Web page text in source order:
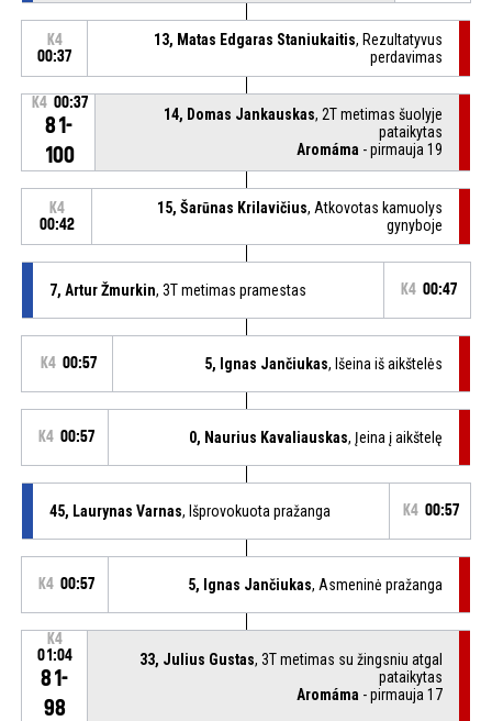
K4
00:37
13, Matas Edgaras Staniukaitis, Rezultatyvus
perdavimas
K4 00:37
81-
100
14, Domas Jankauskas, 2T metimas šuolyje
pataikytas
Aromáma - pirmauja 19
K4
00:42
15, Šarūnas Krilavičius, Atkovotas kamuolys
gynyboje
7, Artur Žmurkin, 3T metimas pramestas K4 00:47
K4 00:57 5, Ignas Jančiukas, Išeina iš aikštelės
K4 00:57 0, Naurius Kavaliauskas, Įeina į aikštelę
45, Laurynas Varnas, Išprovokuota pražanga K4 00:57
K4 00:57 5, Ignas Jančiukas, Asmeninė pražanga
K4
01:04
81-
98
33, Julius Gustas, 3T metimas su žingsniu atgal
pataikytas
Aromáma - pirmauja 17